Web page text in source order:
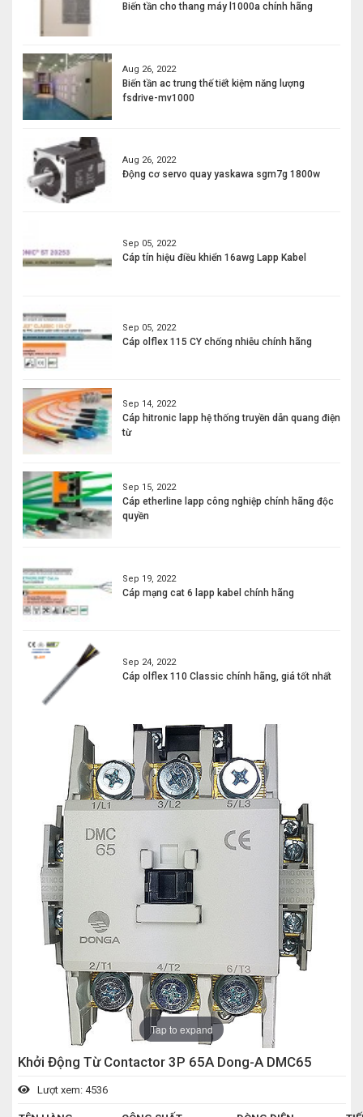
Biến tần cho thang máy l1000a chính hãng
Aug 26, 2022
Biến tần ac trung thế tiết kiệm năng lượng
fsdrive-mv1000
Aug 26, 2022
Động cơ servo quay yaskawa sgm7g 1800w
Sep 05, 2022
Cáp tín hiệu điều khiển 16awg Lapp Kabel
Sep 05, 2022
Cáp olflex 115 CY chống nhiễu chính hãng
Sep 14, 2022
Cáp hitronic lapp hệ thống truyền dẫn quang điện
từ
Sep 15, 2022
Cáp etherline lapp công nghiệp chính hãng độc
quyền
Sep 19, 2022
Cáp mạng cat 6 lapp kabel chính hãng
Sep 24, 2022
Cáp olflex 110 Classic chính hãng, giá tốt nhất
Tap to expand
Khởi Động Từ Contactor 3P 65A Dong-A DMC65
Lượt xem: 4536